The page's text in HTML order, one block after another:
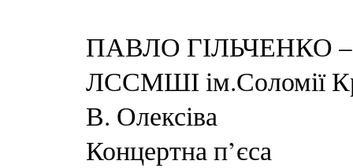
ПАВЛО ГІЛЬЧЕНКО –
ЛССМШІ ім.Соломії
В. Олексіва
Концертна п’єса